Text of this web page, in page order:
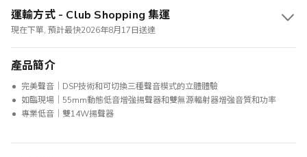
運輸方式 - Club Shopping 集運
現在下單, 預計最快2026年8月17日送達
產品簡介
完美聲音｜DSP技術和可切換三種聲音模式的立體體驗
如臨現場｜55mm動態低音增強揚聲器和雙無源輻射器增強音質和功率
專業低音｜雙14W揚聲器